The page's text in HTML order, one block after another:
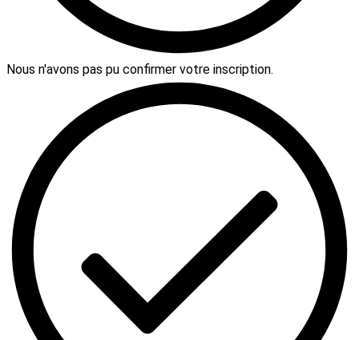
Nous n'avons pas pu confirmer votre inscription.